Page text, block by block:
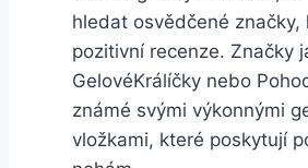
hledat osvědčené značky,
pozitivní recenze. Značky
GelovéKrálíčky nebo
známé svými​ výkonnými
vložkami, které‍ poskytují⁢